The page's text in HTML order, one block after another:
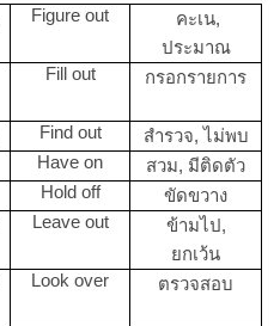
Figure out
คะเน,
ประมาณ
Fill out กรอกรายการ
Find out
สำรวจ, ไม่พบ
Have on
สวม, มีติดตัว
Hold off
ขัดขวาง
Leave out
ข้ามไป,
ยกเว้น
Look over ตรวจสอบ